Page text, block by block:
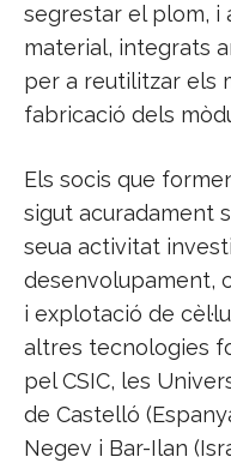
segrestar el plom, i
material, integrats
per a reutilitzar els
fabricació dels
Els socis que
sigut acuradament
seua activitat
desenvolupament,
i explotació de
altres tecnologies
pel CSIC, les
de Castelló
Negev i Bar-Ilan